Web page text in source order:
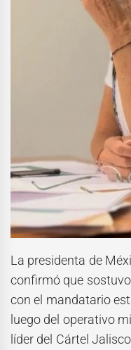
La presidenta de
confirmó que
con el mandatario
luego del operativo
líder del Cártel